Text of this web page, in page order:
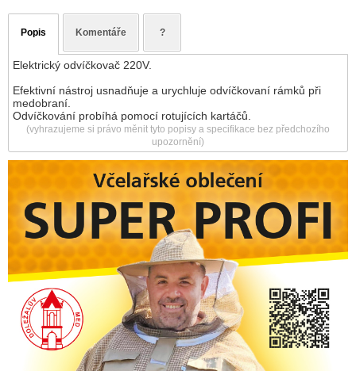
Popis Komentáře ?
Elektrický odvíčkovač 220V.
Efektivní nástroj usnadňuje a urychluje odvíčkovaní rámků při
medobraní.
Odvíčkování probíhá pomocí rotujících kartáčů.
(vyhrazujeme si právo měnit tyto popisy a specifikace bez předchozího
upozornění)